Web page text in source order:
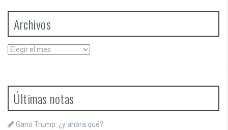
Archivos
Archivos
Últimas notas
Ganó Trump: ¿y ahora qué?